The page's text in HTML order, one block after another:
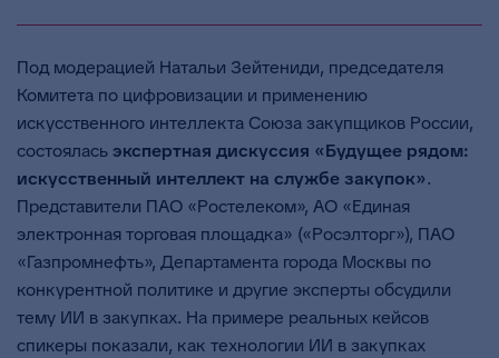
Под модерацией Натальи Зейтениди, председателя
Комитета по цифровизации и применению
искусственного интеллекта Союза закупщиков России,
состоялась экспертная дискуссия «Будущее рядом:
искусственный интеллект на службе закупок».
Представители ПАО «Ростелеком», АО «Единая
электронная торговая площадка» («Росэлторг»), ПАО
«Газпромнефть», Департамента города Москвы по
конкурентной политике и другие эксперты обсудили
тему ИИ в закупках. На примере реальных кейсов
спикеры показали, как технологии ИИ в закупках